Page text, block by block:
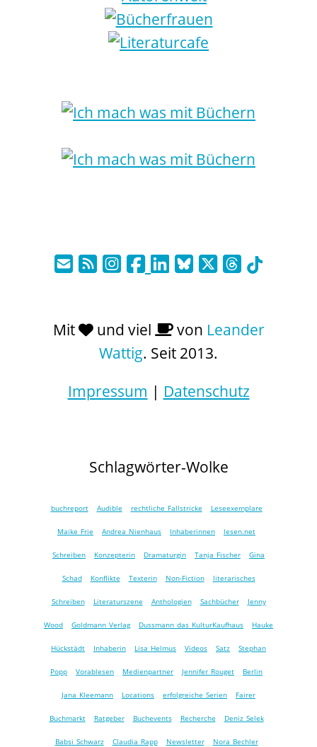
Mit und viel von Leander
Wattig. Seit 2013.
Impressum | Datenschutz
Schlagwörter-Wolke
buchreport Audible rechtliche Fallstricke Leseexemplare
Maike Frie Andrea Nienhaus Inhaberinnen lesen.net
Schreiben Konzepterin Dramaturgin Tanja Fischer Gina
Schad Konflikte Texterin Non-Fiction literarisches
Schreiben Literaturszene Anthologien Sachbücher Jenny
Wood Goldmann Verlag Dussmann das KulturKaufhaus Hauke
Hückstädt Inhaberin Lisa Helmus Videos Satz Stephan
Popp Vorablesen Medienpartner Jennifer Rouget Berlin
Jana Kleemann Locations erfolgreiche Serien Fairer
Buchmarkt Ratgeber Buchevents Recherche Deniz Selek
Babsi Schwarz Claudia Rapp Newsletter Nora Bechler